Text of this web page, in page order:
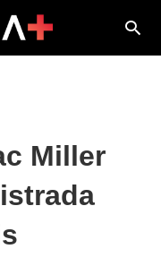
Miller